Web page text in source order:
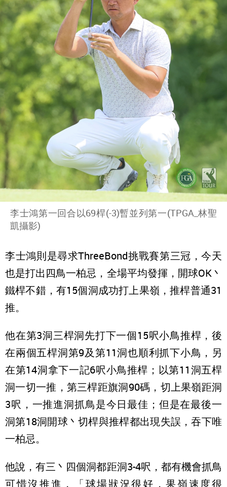
李士鴻第一回合以69桿(-3)暫並列第一(TPGA_林聖
凱攝影)
李士鴻則是尋求ThreeBond挑戰賽第三冠，今天
也是打出四鳥一柏忌，全場平均發揮，開球OK丶
鐵桿不錯，有15個洞成功打上果嶺，推桿普通31
推。
他在第3洞三桿洞先打下一個15呎小鳥推桿，後
在兩個五桿洞第9及第11洞也順利抓下小鳥，另
在第14洞拿下一記6呎小鳥推桿；以第11洞五桿
洞一切一推，第三桿距旗洞90碼，切上果嶺距洞
3呎，一推進洞抓鳥是今日最佳；但是在最後一
洞第18洞開球丶切桿與推桿都出現失誤，吞下唯
一柏忌。
他說，有三丶四個洞都距洞3-4呎，都有機會抓鳥
可惜沒推進，「球場狀況很好，果嶺速度很